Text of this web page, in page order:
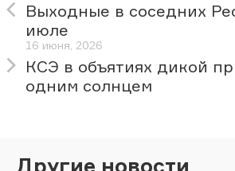
Выходные в соседних
июле
16 июня, 2026
КСЭ в объятиях дикой
одним солнцем
Другие новости